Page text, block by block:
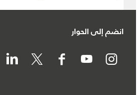
انضم إلى الحوار